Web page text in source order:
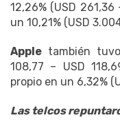
12,26% (USD
un 10,21% (USD
Apple también
108,77 – USD
propio en un 6,32%
Las telcos